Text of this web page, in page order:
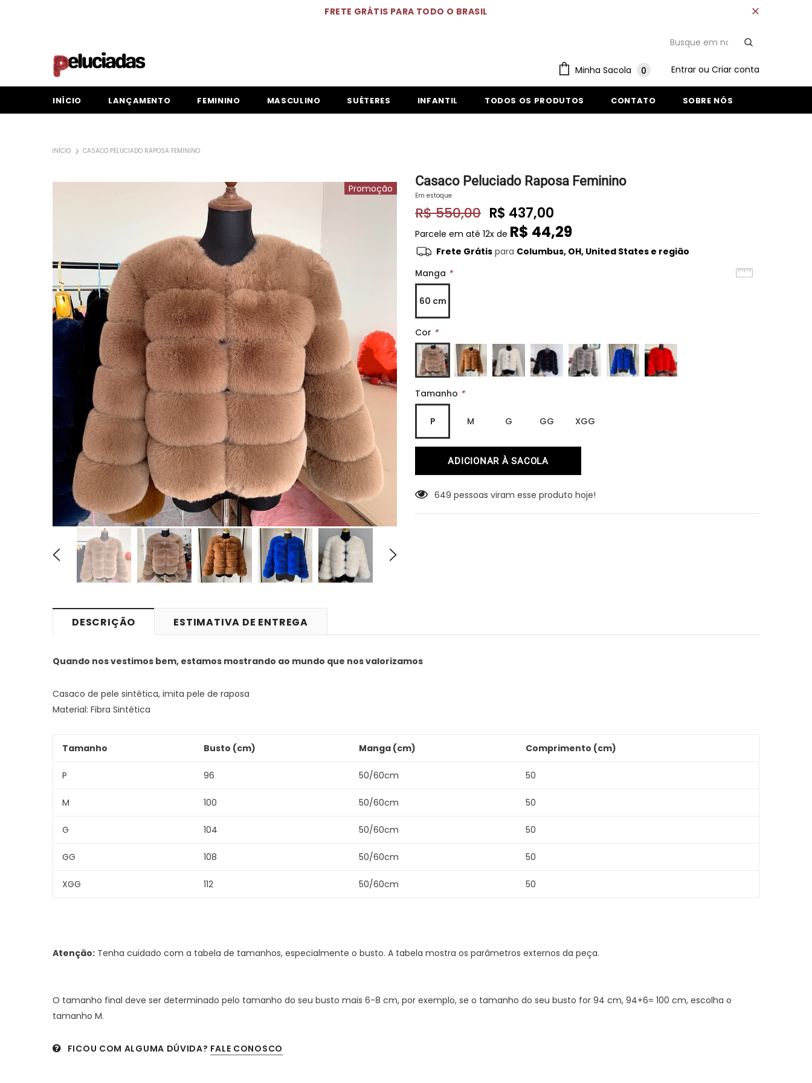
FRETE GRÁTIS PARA TODO O BRASIL
Minha Sacola 0 Entrar ou Criar conta
INÍCIO LANÇAMENTO FEMININO MASCULINO SUÉTERES INFANTIL TODOS OS PRODUTOS CONTATO SOBRE NÓS
INÍCIO CASACO PELUCIADO RAPOSA FEMININO
Promoção Casaco Peluciado Raposa Feminino
Em estoque
R$ 550,00 R$ 437,00
Parcele em até 12x de R$ 44,29
Frete Grátis para Columbus, OH, United States e região
Manga *
60 cm
Cor *
Tamanho *
P M G GG XGG
649 pessoas viram esse produto hoje!
DESCRIÇÃO ESTIMATIVA DE ENTREGA
Quando nos vestimos bem, estamos mostrando ao mundo que nos valorizamos
Casaco de pele sintética, imita pele de raposa
Material: Fibra Sintética
Tamanho Busto (cm) Manga (cm) Comprimento (cm)
P 96 50/60cm 50
M 100 50/60cm 50
G 104 50/60cm 50
GG 108 50/60cm 50
XGG 112 50/60cm 50
Atenção: Tenha cuidado com a tabela de tamanhos, especialmente o busto. A tabela mostra os parâmetros externos da peça.
O tamanho final deve ser determinado pelo tamanho do seu busto mais 6-8 cm, por exemplo, se o tamanho do seu busto for 94 cm, 94+6= 100 cm, escolha o
tamanho M.
FICOU COM ALGUMA DÚVIDA? FALE CONOSCO